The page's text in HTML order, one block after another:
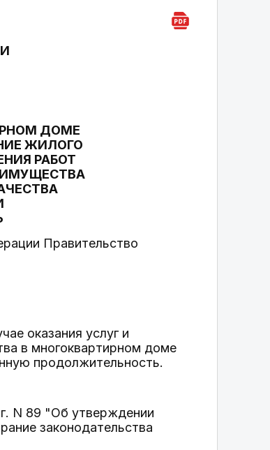
ДОМЕ
ЖИЛОГО
РАБОТ
Правительство
оказания услуг и
в многоквартирном доме
продолжительность.
N 89 "Об утверждении
законодательства